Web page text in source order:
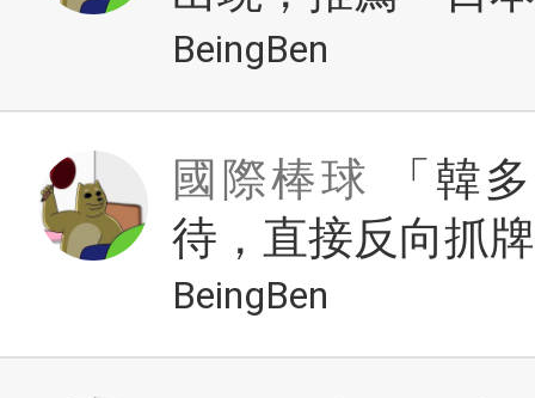
BeingBen
國際棒球
「韓
待，直接反向抓
BeingBen